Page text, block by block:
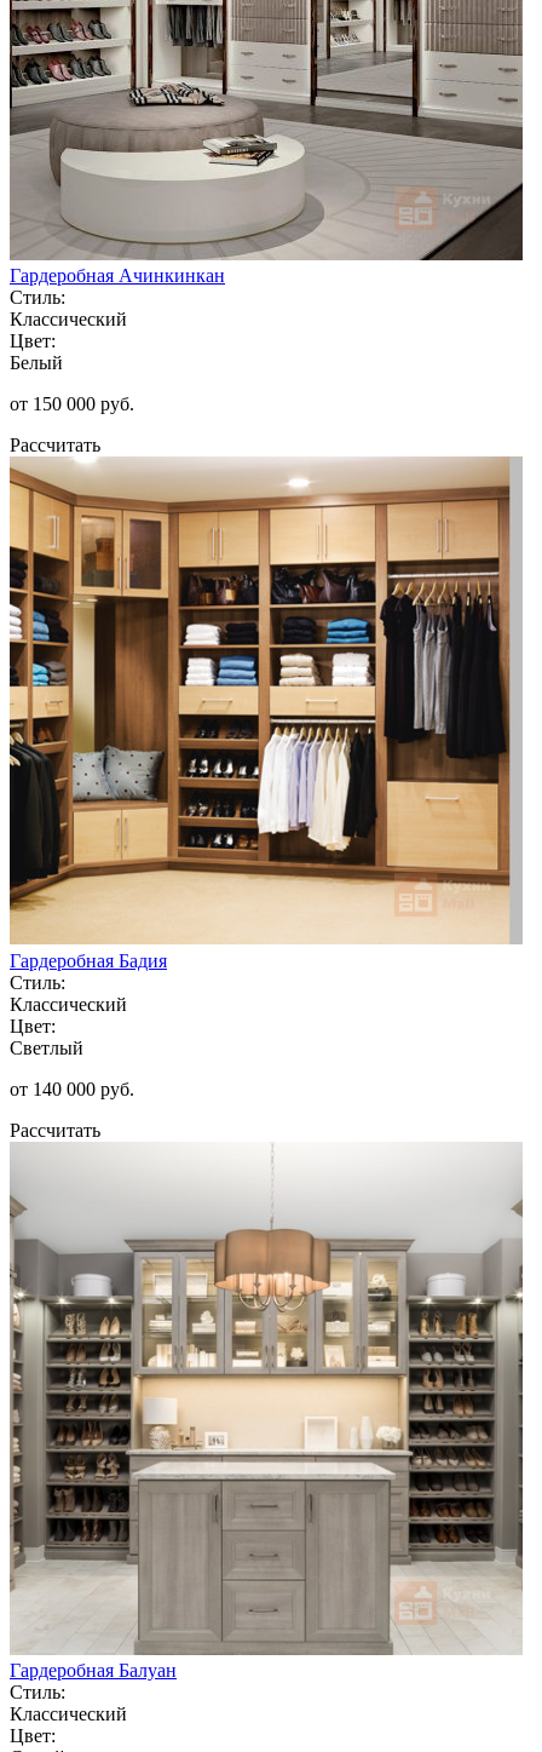
Гардеробная Ачинкинкан
Стиль:
Классический
Цвет:
Белый
от 150 000 руб.
Рассчитать
Гардеробная Бадия
Стиль:
Классический
Цвет:
Светлый
от 140 000 руб.
Рассчитать
Гардеробная Балуан
Стиль:
Классический
Цвет: